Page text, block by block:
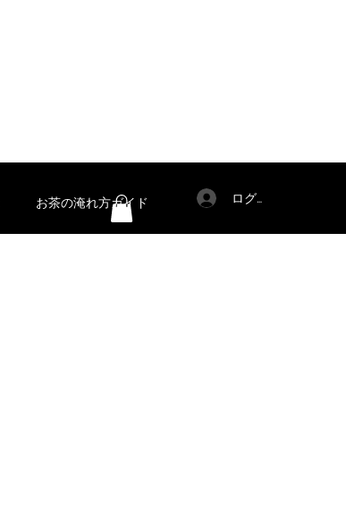
お茶の淹れ方ガイド ログイン